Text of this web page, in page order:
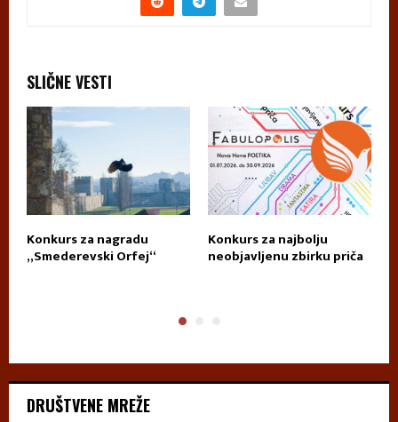
SLIČNE VESTI
Konkurs za nagradu
„Smederevski Orfej“
Konkurs za najbolju
neobjavljenu zbirku priča
DRUŠTVENE MREŽE